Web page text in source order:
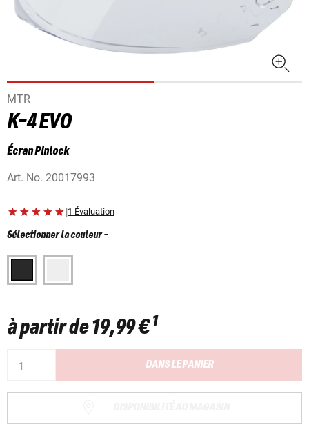
MTR
K-4 EVO
Écran Pinlock
Art. No. 20017993
|1 Évaluation
Sélectionner la couleur-
à partir de19,99 €1
DANS LE PANIER